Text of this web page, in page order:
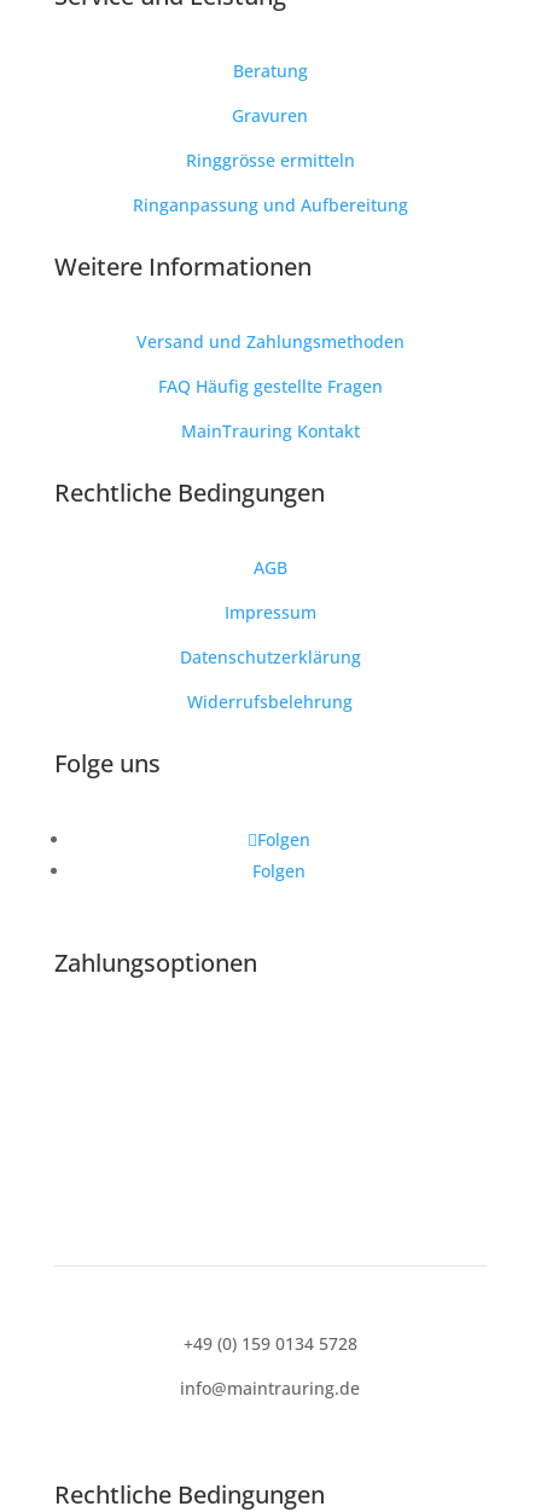
Beratung
Gravuren
Ringgrösse ermitteln
Ringanpassung und Aufbereitung
Weitere Informationen
Versand und Zahlungsmethoden
FAQ Häufig gestellte Fragen
MainTrauring Kontakt
Rechtliche Bedingungen
AGB
Impressum
Datenschutzerklärung
Widerrufsbelehrung
Folge uns
Folgen
Folgen
Zahlungsoptionen
+49 (0) 159 0134 5728
info@maintrauring.de
Rechtliche Bedingungen